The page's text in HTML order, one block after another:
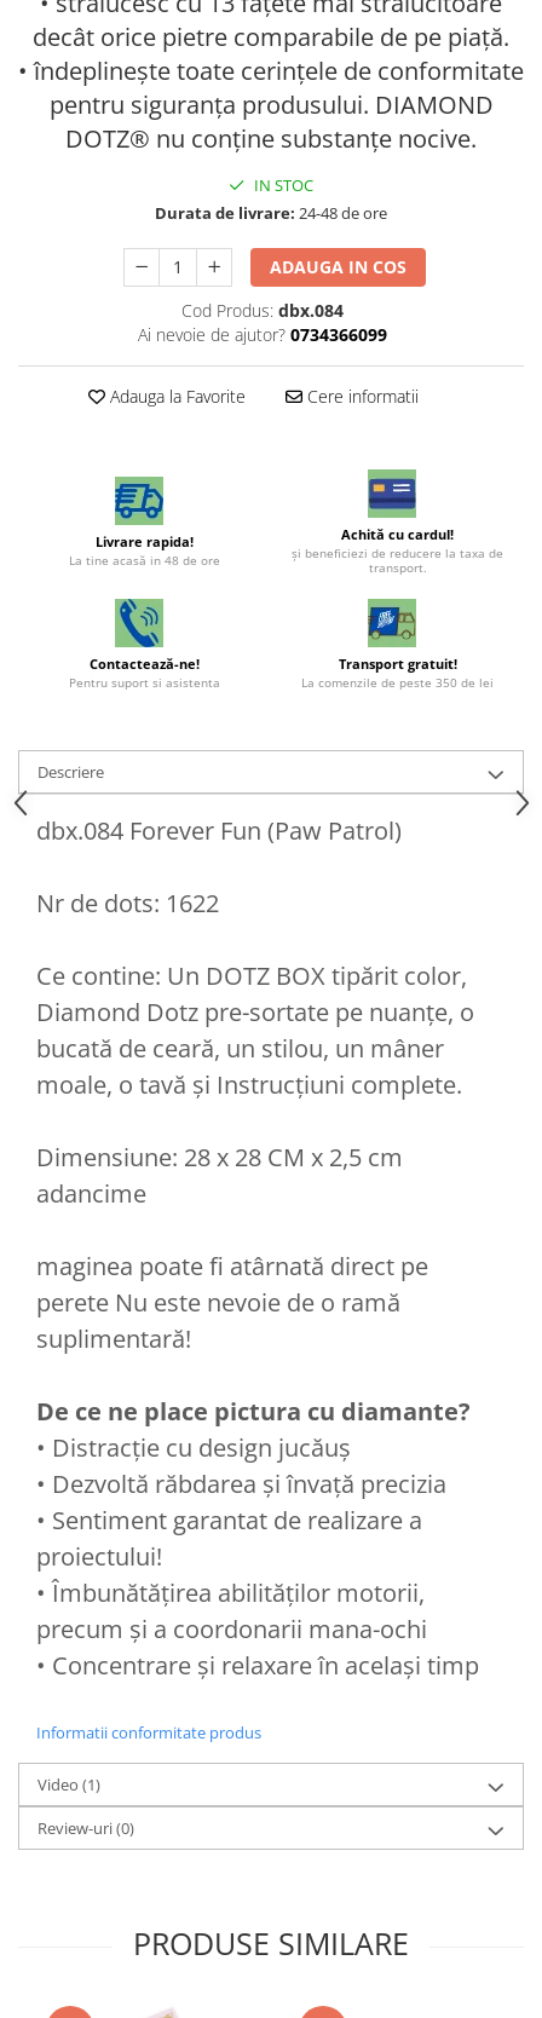
decât orice pietre comparabile de pe piață.
• îndeplinește toate cerințele de conformitate
pentru siguranța produsului. DIAMOND
DOTZ® nu conține substanțe nocive.
IN STOC
Durata de livrare: 24-48 de ore
ADAUGA IN COS
Cod Produs: dbx.084
Ai nevoie de ajutor? 0734366099
Adauga la Favorite Cere informatii
Livrare rapida!
La tine acasă in 48 de ore
Achită cu cardul!
şi beneficiezi de reducere la taxa de
transport.
Contactează-ne!
Pentru suport si asistenta
Transport gratuit!
La comenzile de peste 350 de lei
Descriere
dbx.084 Forever Fun (Paw Patrol)
Nr de dots: 1622
Ce contine: Un DOTZ BOX tipărit color,
Diamond Dotz pre-sortate pe nuanțe, o
bucată de ceară, un stilou, un mâner
moale, o tavă și Instrucțiuni complete.
Dimensiune: 28 x 28 CM x 2,5 cm
adancime
maginea poate fi atârnată direct pe
perete Nu este nevoie de o ramă
suplimentară!
De ce ne place pictura cu diamante?
• Distracție cu design jucăuș
• Dezvoltă răbdarea și învață precizia
• Sentiment garantat de realizare a
proiectului!
• Îmbunătățirea abilităților motorii,
precum și a coordonarii mana-ochi
• Concentrare și relaxare în același timp
Informatii conformitate produs
Video (1)
Review-uri(0)
PRODUSE SIMILARE